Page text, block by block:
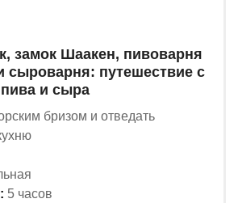
замок Шаакен, пивоварня
сыроварня: путешествие с
пива и сыра
бризом и отведать
5 часов